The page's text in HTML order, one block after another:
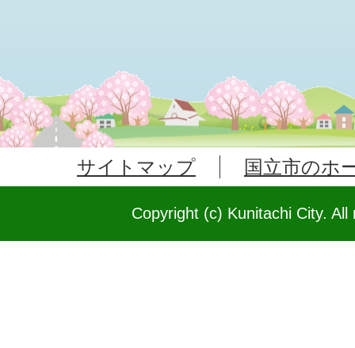
サイトマップ 国立市のホ
Copyright (c) Kunitachi City.